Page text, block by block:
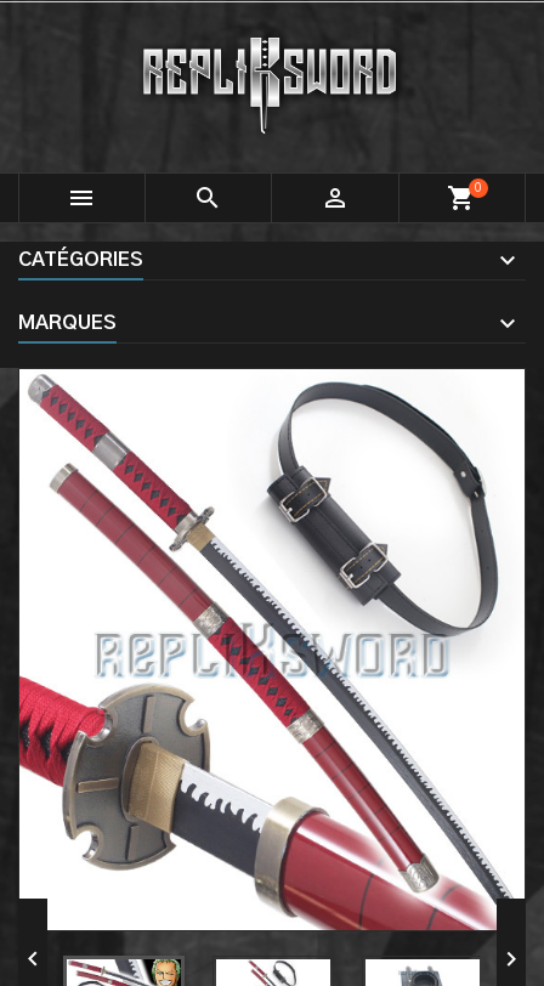
   shopping_cart0
CATÉGORIES
MARQUES
 